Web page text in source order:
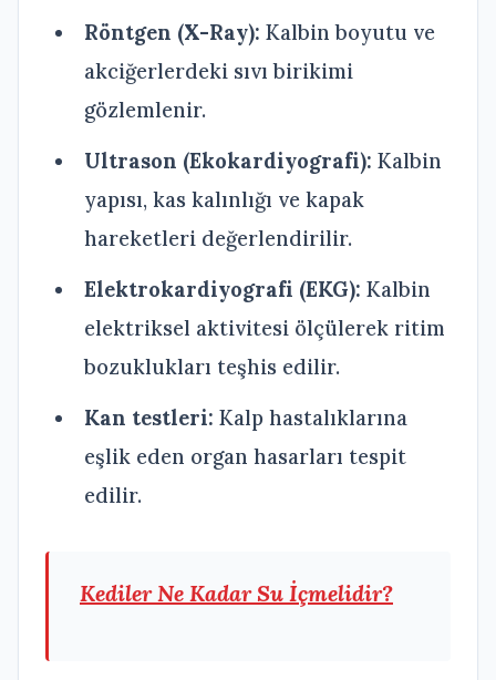
Röntgen (X-Ray): Kalbin boyutu ve
akciğerlerdeki sıvı birikimi
gözlemlenir.
Ultrason (Ekokardiyografi): Kalbin
yapısı, kas kalınlığı ve kapak
hareketleri değerlendirilir.
Elektrokardiyografi (EKG): Kalbin
elektriksel aktivitesi ölçülerek ritim
bozuklukları teşhis edilir.
Kan testleri: Kalp hastalıklarına
eşlik eden organ hasarları tespit
edilir.
Kediler Ne Kadar Su İçmelidir?